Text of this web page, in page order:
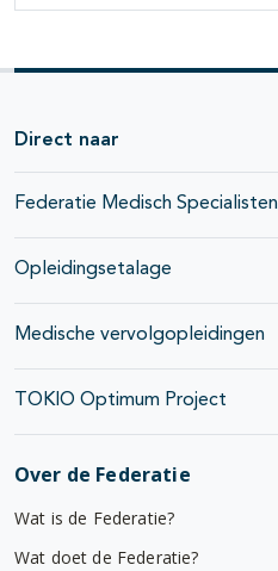
Direct naar
Federatie Medisch Specialisten
Opleidingsetalage
Medische vervolgopleidingen
TOKIO Optimum Project
Over de Federatie
Wat is de Federatie?
Wat doet de Federatie?